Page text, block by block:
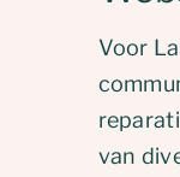
Voor
van